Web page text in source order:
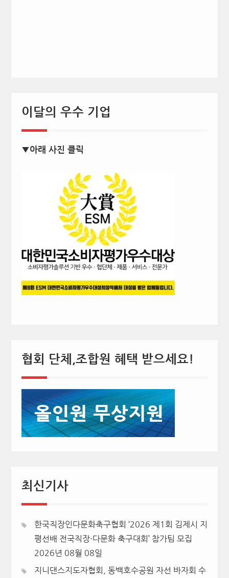
이달의 우수 기업
▼아래 사진 클릭
협회 단체,조합원 혜택 받으세요!
최신기사
한국직장인다문화축구협회 ‘2026 제1회 김제시 지
평선배 전국직장·다문화 축구대회’ 참가팀 모집
2026년 08월 08일
지니댄스지도자협회, 동백호수공원 자선 바자회 수